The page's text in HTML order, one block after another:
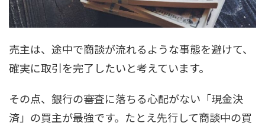
売主は、途中で商談が流れるような事態を避けて、
確実に取引を完了したいと考えています。
その点、銀行の審査に落ちる心配がない「現金決
済」の買主が最強です。たとえ先行して商談中の買